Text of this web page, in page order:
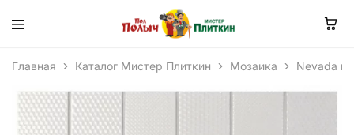
Главная Каталог Мистер Плиткин Мозаика Nevada